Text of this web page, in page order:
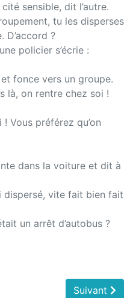
sensible, dit l’autre.
tu les disperses
D’accord ?
policier s’écrie :
fonce vers un groupe.
là, on rentre chez soi !
Vous préférez qu’on
dans la voiture et dit à
dispersé, vite fait bien fait
un arrêt d’autobus ?
Suivant